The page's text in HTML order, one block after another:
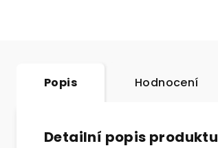
Popis Hodnocení
Detailní popis produktu